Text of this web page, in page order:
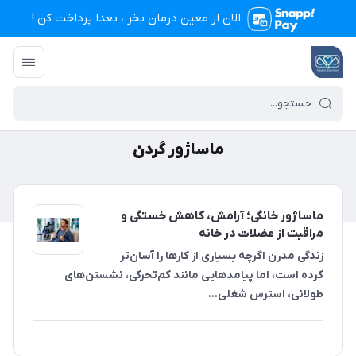
الان از معین درمان بخر ، بعدا پرداخت کن !
تجهیزات پزشکی معین درمان
ماساژور گردن
ماساژور خانگی؛ آرامش، کاهش خستگی و
مراقبت از عضلات در خانه
زندگی مدرن اگرچه بسیاری از کارها را آسان‌تر
کرده است، اما پیامدهایی مانند کم‌تحرکی، نشستن‌های
طولانی، استرس شغلی...